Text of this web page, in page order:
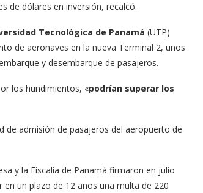
de dólares en inversión, recalcó.
Tecnológica de Panamá (UTP)
de aeronaves en la nueva Terminal 2, unos
y desembarque de pasajeros.
los hundimientos, «podrían superar los
de admisión de pasajeros del aeropuerto de
y la Fiscalía de Panamá firmaron en julio
un plazo de 12 años una multa de 220